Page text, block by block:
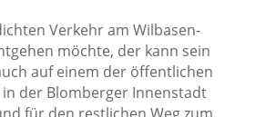
Verkehr am Wilbasen-
möchte, der kann sein
auf einem der öffentlichen
in der Blomberger Innenstadt